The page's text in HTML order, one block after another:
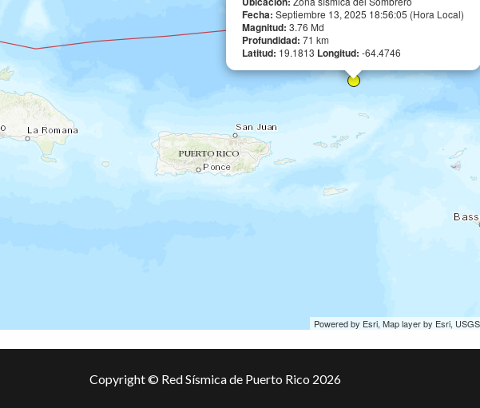
Fecha: Septiembre 13, 2025 18:56:05 (Hora Local)
Magnitud: 3.76 Md
Profundidad: 71 km
Latitud: 19.1813 Longitud: -64.4746
Powered by Esri, Map layer by Esri,
Copyright © Red Sísmica de Puerto Rico 2026